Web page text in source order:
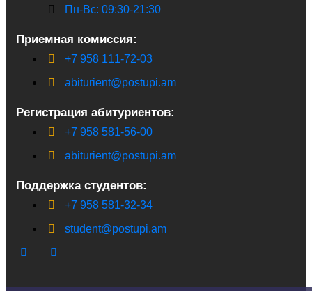
Пн-Вс: 09:30-21:30
Приемная комиссия:
+7 958 111-72-03
abiturient@postupi.am
Регистрация абитуриентов:
+7 958 581-56-00
abiturient@postupi.am
Поддержка студентов:
+7 958 581-32-34
student@postupi.am